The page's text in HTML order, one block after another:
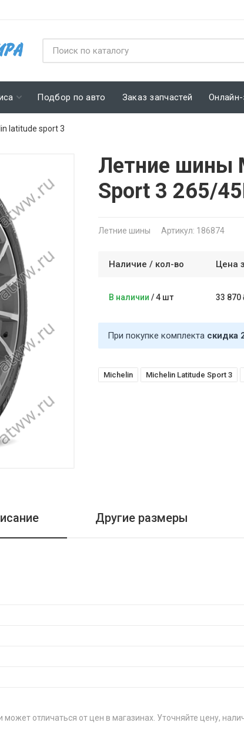
Подбор по авто Заказ запчастей Онлайн-
latitude sport 3
Летние шины
Sport 3 265/
Летние шины Артикул: 186874
Наличие / кол-во Цена
В наличии /4 шт 33 870
При покупке комплекта скидка
Michelin Michelin Latitude Sport 3
Другие размеры
может отличаться от цен в магазинах. Уточняйте цену,